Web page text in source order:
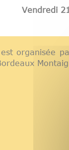
Vendredi
organisée